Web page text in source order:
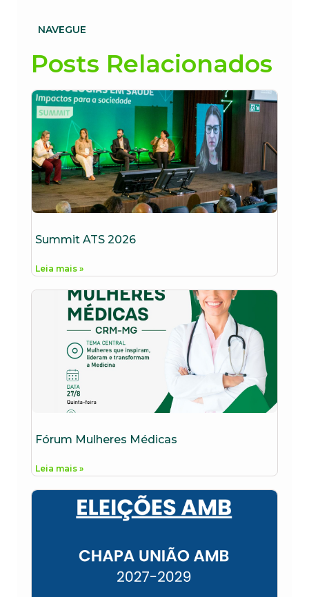
NAVEGUE
Posts Relacionados
Summit ATS 2026
Leia mais »
Fórum Mulheres Médicas
Leia mais »